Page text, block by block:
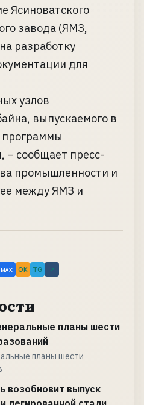
Ясиноватского
завода (ЯМЗ,
разработку
для
узлов
выпускаемого в
программы
сообщает пресс-
промышленности и
между ЯМЗ и
MAX OK TG ↗
планы шести
планы шести
возобновит выпуск